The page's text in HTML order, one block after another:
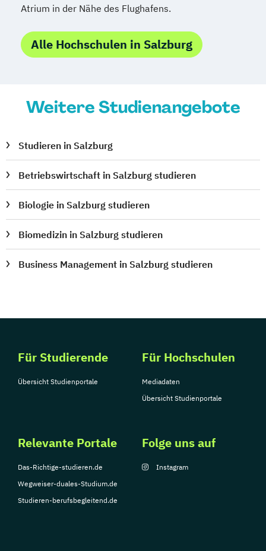
Atrium in der Nähe des Flughafens.
Alle Hochschulen in Salzburg
Weitere Studienangebote
Studieren in Salzburg
Betriebswirtschaft in Salzburg studieren
Biologie in Salzburg studieren
Biomedizin in Salzburg studieren
Business Management in Salzburg studieren
Für Studierende
Übersicht Studienportale
Für Hochschulen
Mediadaten
Übersicht Studienportale
Relevante Portale
Das-Richtige-studieren.de
Wegweiser-duales-Studium.de
Studieren-berufsbegleitend.de
Folge uns auf
Instagram